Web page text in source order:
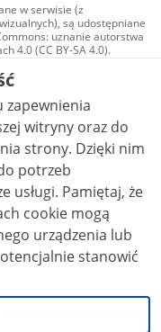
w serwisie (z
są udostępniane
uznanie autorstwa
4.0 (CC BY-SA 4.0).
tym zdjęcia, materiały
na licencji typu
autorstwa użycie
zależnych 4.0 (CC BY-
stwierdzone inaczej.
zapewnienia
witryny oraz do
Dzięki nim
potrzeb
że
cookie mogą
urządzenia lub
stanowić